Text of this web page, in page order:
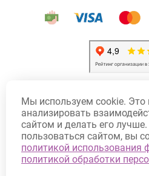
Политика
Договор
Согласие на обработку
Согласие на получение
Мы используем cookie. Это
анализировать
сайтом и делать его
пользоваться сайтом, вы
политикой использования
политикой обработки